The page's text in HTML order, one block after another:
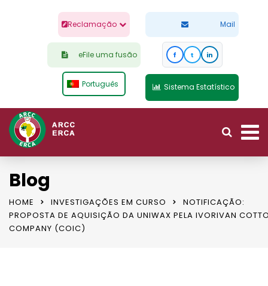
Mail
Reclamação
eFile uma fusão
Português
f t in
Sistema Estatístico
Blog
HOME INVESTIGAÇÕES EM CURSO
NOTIFICAÇÃO:
PROPOSTA DE AQUISIÇÃO DA UNIWAX PELA IVORIVAN
COMPANY (COIC)